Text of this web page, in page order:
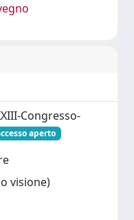
Congresso-
aperto
visione)